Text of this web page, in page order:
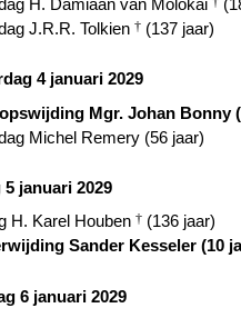
H. Damiaan van Molokai
J.R.R. Tolkien † (137 jaar)
4 januari 2029
Mgr. Johan Bonny
Michel Remery (56 jaar)
januari 2029
H. Karel Houben † (136 jaar)
Sander Kesseler (10
6 januari 2029